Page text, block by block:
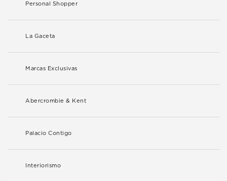
Personal Shopper
La Gaceta
Marcas Exclusivas
Abercrombie & Kent
Palacio Contigo
Interiorismo